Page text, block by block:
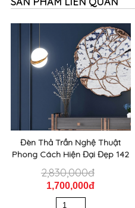
Đèn Thả Trần Nghệ Thuật
Phong Cách Hiện Đại Đẹp 142
2,830,000đ
1,700,000đ